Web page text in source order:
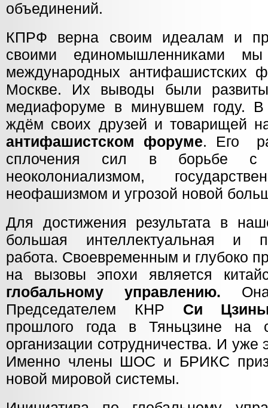
объединений.
КПРФ верна своим идеалам и
своими единомышленниками
международных антифашистских
Москве. Их выводы были
медиафоруме в минувшем году.
ждём своих друзей и товарищей
антифашистском форуме. Его
сплочения сил в борьбе с
неоколониализмом,
неофашизмом и угрозой новой
Для достижения результата в
большая интеллектуальная и
работа. Своевременным и глубоко
на вызовы эпохи является
глобальному управлению.
Председателем КНР Си
прошлого года в Тяньцзине на
организации сотрудничества. И уже
Именно члены ШОС и БРИКС
новой мировой системы.